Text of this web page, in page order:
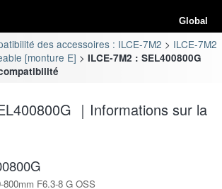
Global
des accessoires : ILCE-7M2
ILCE-7M2
[monture E]
ILCE-7M2 : SEL400800G
｜Informations sur la
800mm F6.3-8 G OSS